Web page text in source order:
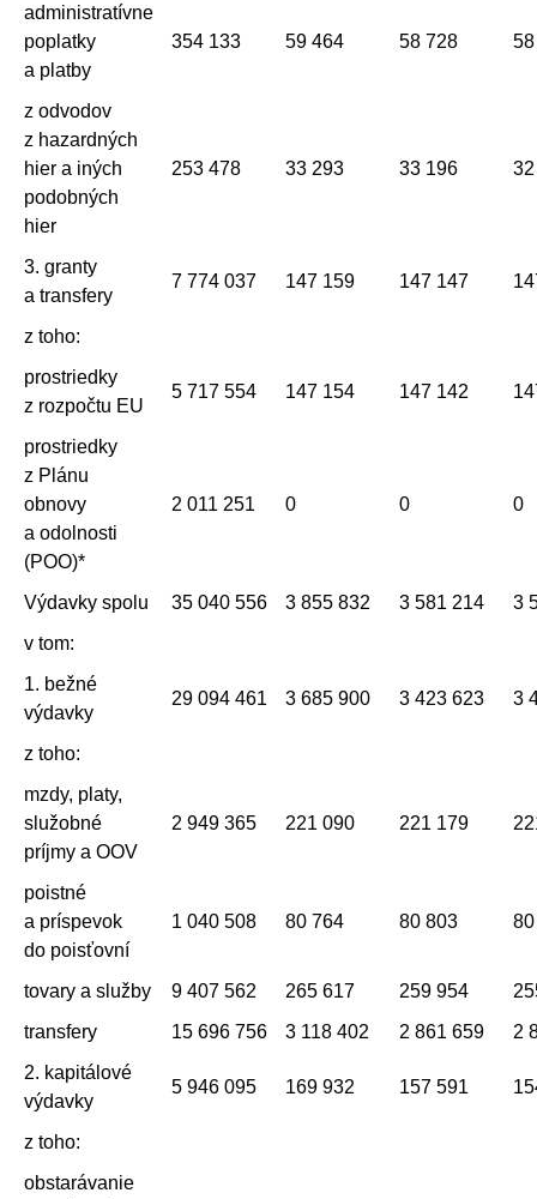
administratívne
poplatky
a platby
354 133 59 464 58 728
z odvodov
z hazardných
hier a iných
podobných
hier
253 478 33 293 33 196
3. granty
a transfery
7 774 037 147 159 147 147
z toho:
prostriedky
z rozpočtu EU
5 717 554 147 154 147 142
prostriedky
z Plánu
obnovy
a odolnosti
(POO)*
2 011 251 0 0 0
Výdavky spolu 35 040 556 3 855 832 3 581 214
3
v tom:
1. bežné
výdavky
29 094 461 3 685 900 3 423 623 3
z toho:
mzdy, platy,
služobné
príjmy a OOV
2 949 365 221 090 221 179
poistné
a príspevok
do poisťovní
1 040 508 80 764 80 803
tovary a služby 9 407 562 265 617 259 954
transfery
15 696 756 3 118 402 2 861 659
2
2. kapitálové
výdavky
5 946 095 169 932 157 591
z toho:
obstarávanie